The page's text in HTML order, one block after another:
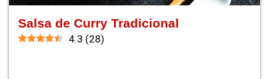
Salsa de Curry Tradicional
4.3 (28)